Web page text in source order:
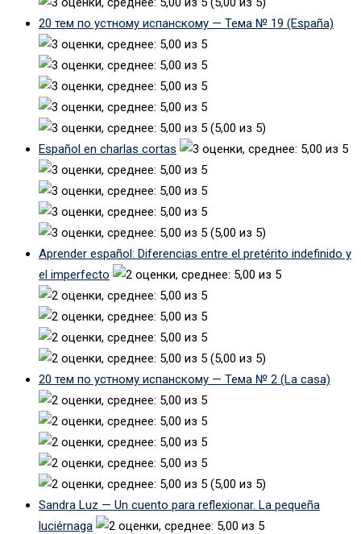
20 тем по устному испанскому — Тема № 19 (España)
(5,00 из 5)
Español en charlas cortas
(5,00 из 5)
Aprender español: Diferencias entre el pretérito indefinido y
el imperfecto
(5,00 из 5)
20 тем по устному испанскому — Тема № 2 (La casa)
(5,00 из 5)
Sandra Luz — Un cuento para reflexionar. La pequeña
luciérnaga